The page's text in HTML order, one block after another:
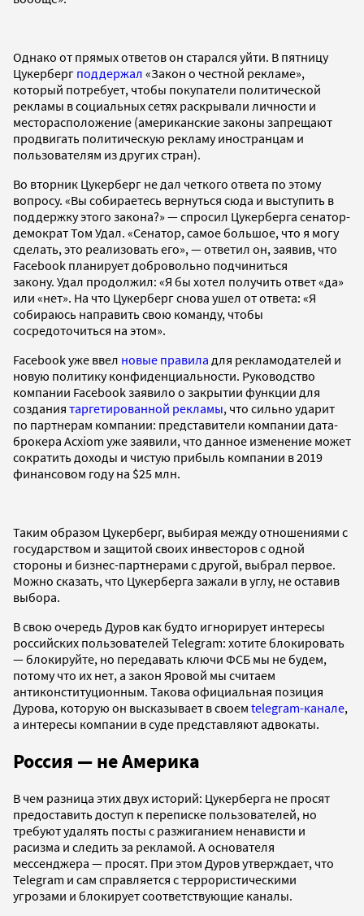
Однако от прямых ответов он старался уйти. В пятницу
Цукерберг поддержал «Закон о честной рекламе»,
который потребует, чтобы покупатели политической
рекламы в социальных сетях раскрывали личности и
месторасположение (американские законы запрещают
продвигать политическую рекламу иностранцам и
пользователям из других стран).
Во вторник Цукерберг не дал четкого ответа по этому
вопросу. «Вы собираетесь вернуться сюда и выступить в
поддержку этого закона?» — спросил Цукерберга сенатор-
демократ Том Удал. «Сенатор, самое большое, что я могу
сделать, это реализовать его», — ответил он, заявив, что
Facebook планирует добровольно подчиниться
закону. Удал продолжил: «Я бы хотел получить ответ «да»
или «нет». На что Цукерберг снова ушел от ответа: «Я
собираюсь направить свою команду, чтобы
сосредоточиться на этом».
Facebook уже ввел новые правила для рекламодателей и
новую политику конфиденциальности. Руководство
компании Facebook заявило о закрытии функции для
создания таргетированной рекламы, что сильно ударит
по партнерам компании: представители компании дата-
брокера Acxiom уже заявили, что данное изменение может
сократить доходы и чистую прибыль компании в 2019
финансовом году на $25 млн.
Таким образом Цукерберг, выбирая между отношениями с
государством и защитой своих инвесторов с одной
стороны и бизнес-партнерами с другой, выбрал первое.
Можно сказать, что Цукерберга зажали в углу, не оставив
выбора.
В свою очередь Дуров как будто игнорирует интересы
российских пользователей Telegram: хотите блокировать
— блокируйте, но передавать ключи ФСБ мы не будем,
потому что их нет, а закон Яровой мы считаем
антиконституционным. Такова официальная позиция
Дурова, которую он высказывает в своем telegram-канале,
а интересы компании в суде представляют адвокаты.
Россия — не Америка
В чем разница этих двух историй: Цукерберга не просят
предоставить доступ к переписке пользователей, но
требуют удалять посты с разжиганием ненависти и
расизма и следить за рекламой. А основателя
мессенджера — просят. При этом Дуров утверждает, что
Telegram и сам справляется с террористическими
угрозами и блокирует соответствующие каналы.